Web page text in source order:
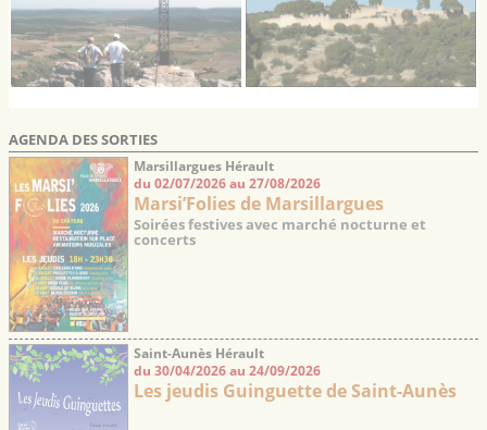
AGENDA DES SORTIES
Marsillargues Hérault
du 02/07/2026 au 27/08/2026
Marsi’Folies de Marsillargues
Soirées festives avec marché nocturne et
concerts
Saint-Aunès Hérault
du 30/04/2026 au 24/09/2026
Les jeudis Guinguette de Saint-Aunès